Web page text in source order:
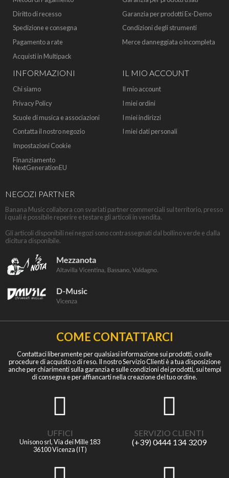
Diritto di recesso
Spedizione e consegna
Pagamento a rate
Acquisti in Multipack
Garanzia per prodotti Ex-Demo
Condizioni degli strumenti
Merce danneggiata o incompleta
INFORMAZIONI
Chi siamo
Privacy Policy
Scuole di musica e associazioni
Contatta il nostro negozio
Impostazioni Cookie
Finanziamento
NextGenerationEU
IL MIO ACCOUNT
Il mio account
I miei ordini
I miei indirizzi
I miei dati personali
NEGOZI PARTNER
Banana Music collabora con svariati partner commerciali sul territorio, presso
i quali è possibile reperire e testare gli articoli in vendita.
Gli articoli disponibili nei negozi sono contrassegnati dal bollino verde e dalla
dicitura disponibile.
COME CONTATTARCI
Contattaci liberamente per qualsiasi informazione sui prodotti, o sulle
procedure di acquisto o di reso. Il nostro Servizio Clienti è a tua disposizione
anche per chiarimenti sulla garanzia e sulle condizioni dei prodotti, sui tempi
di consegna e per affiancarti nella creazione del tuo ordine.
UFFICI
Unisono srl, Via dei Mille 183
36100 Vicenza (IT)
SERVIZIO CLIENTI
(+39) 0444 134 3209